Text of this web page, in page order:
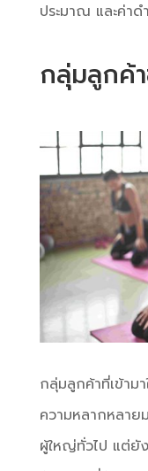
ประมาณ และค่าด
กลุ่มลูกค้
กลุ่มลูกค้าที่เข้าม
ความหลากหลาย
ผู้ใหญ่ทั่วไป แต่ยั